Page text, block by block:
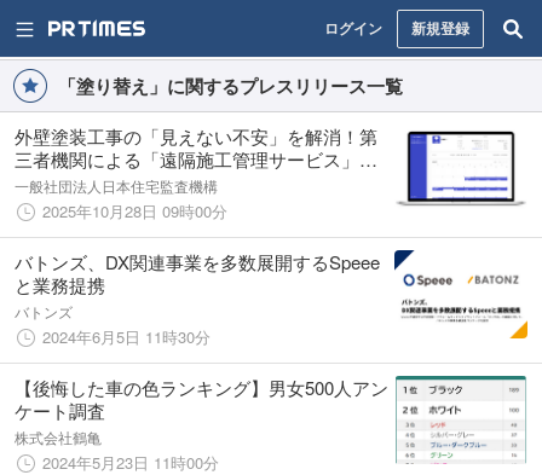
ログイン 新規登録
「塗り替え」に関するプレスリリース一覧
外壁塗装工事の「見えない不安」を解消！第
三者機関による「遠隔施工管理サービス」提
供開始
一般社団法人日本住宅監査機構
2025年10月28日 09時00分
バトンズ、DX関連事業を多数展開するSpeee
と業務提携
バトンズ
2024年6月5日 11時30分
【後悔した車の色ランキング】男女500人アン
ケート調査
株式会社鶴亀
2024年5月23日 11時00分